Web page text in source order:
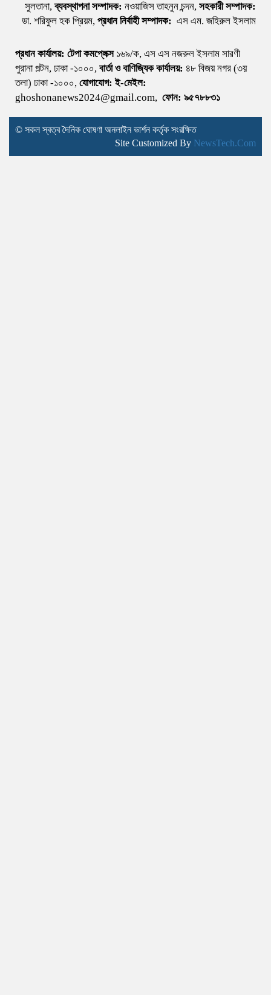
সুলতানা,ব্যবস্থাপনা সম্পাদক: নওয়াজিস তাহনুন চন্দন, সহকারী সম্পাদক:
ডা. শরিফুল হক প্রিয়ম, প্রধান নির্বাহী সম্পাদক: এস এম. জহিরুল ইসলাম
প্রধান কার্যালয়: টেপা কমপ্লেক্স ১৬৯/ক, এস এস নজরুল ইসলাম সারণী
পুরানা পল্টন, ঢাকা -১০০০, বার্তা ও বাণিজ্যিক কার্যালয়: ৪৮ বিজয় নগর (৩য়
তলা) ঢাকা -১০০০, যোগাযোগ: ই-মেইল:
ghoshonanews2024@gmail.com, ফোন: ৯৫৭৮৮৩১
© সকল স্বত্ব দৈনিক ঘোষণা অনলাইন ভার্শন কর্তৃক সংরক্ষিত
Site Customized By NewsTech.Com